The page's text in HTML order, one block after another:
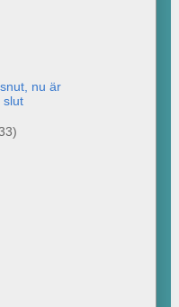
nu är
slut